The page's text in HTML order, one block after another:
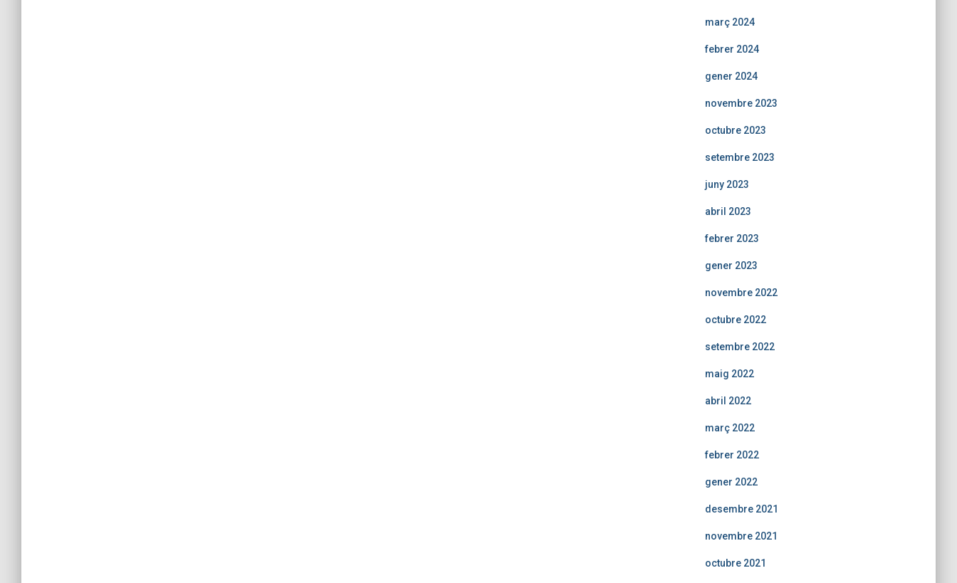
març 2024
febrer 2024
gener 2024
novembre 2023
octubre 2023
setembre 2023
juny 2023
abril 2023
febrer 2023
gener 2023
novembre 2022
octubre 2022
setembre 2022
maig 2022
abril 2022
març 2022
febrer 2022
gener 2022
desembre 2021
novembre 2021
octubre 2021